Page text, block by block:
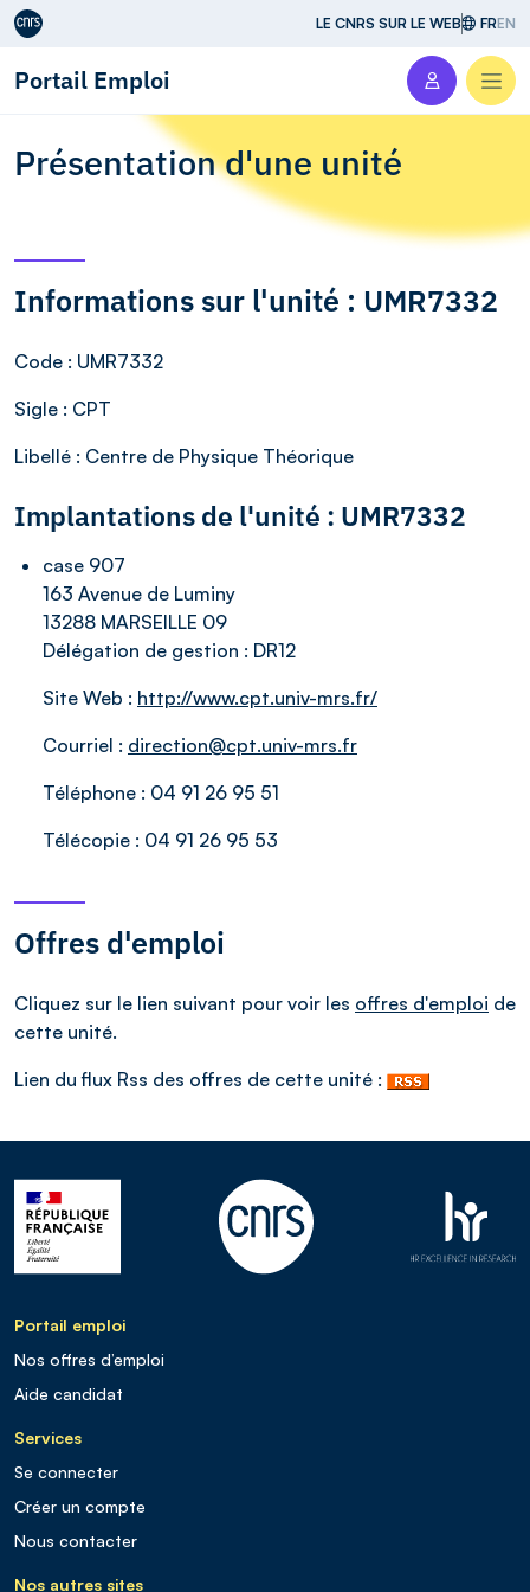
Aller au contenu LE CNRS SUR LE WEB FREN
Portail Emploi
Présentation d'une unité
Informations sur l'unité : UMR7332
Code : UMR7332
Sigle : CPT
Libellé : Centre de Physique Théorique
Implantations de l'unité : UMR7332
case 907
163 Avenue de Luminy
13288 MARSEILLE 09
Délégation de gestion : DR12
Site Web : http://www.cpt.univ-mrs.fr/
Courriel : direction@cpt.univ-mrs.fr
Téléphone : 04 91 26 95 51
Télécopie : 04 91 26 95 53
Offres d'emploi
Cliquez sur le lien suivant pour voir les offres d'emploi de
cette unité.
Lien du flux Rss des offres de cette unité :
Portail emploi
Nos offres d’emploi
Aide candidat
Services
Se connecter
Créer un compte
Nous contacter
Nos autres sites